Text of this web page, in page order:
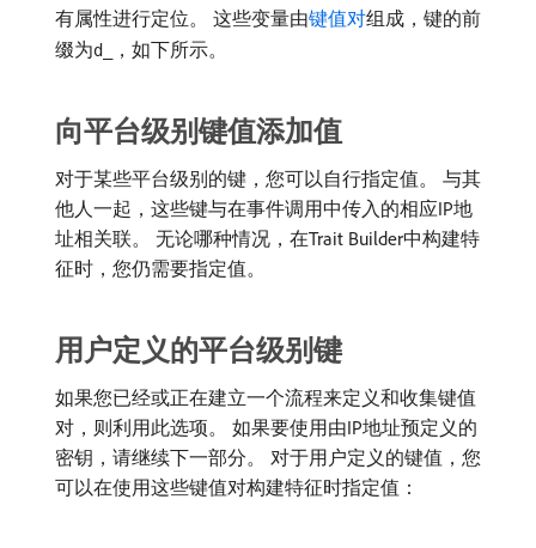
有属性进行定位。 这些变量由键值对组成，键的前
缀为d_ ，如下所示。
向平台级别键值添加值
对于某些平台级别的键，您可以自行指定值。 与其
他人一起，这些键与在事件调用中传入的相应IP地
址相关联。 无论哪种情况，在Trait Builder中构建特
征时，您仍需要指定值。
用户定义的平台级别键
如果您已经或正在建立一个流程来定义和收集键值
对，则利用此选项。 如果要使用由IP地址预定义的
密钥，请继续下一部分。 对于用户定义的键值，您
可以在使用这些键值对构建特征时指定值：